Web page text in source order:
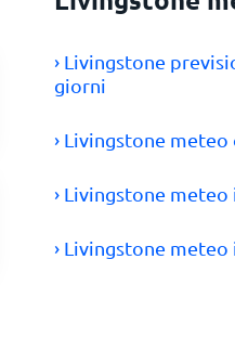
› Livingstone
giorni
› Livingstone meteo
› Livingstone meteo
› Livingstone